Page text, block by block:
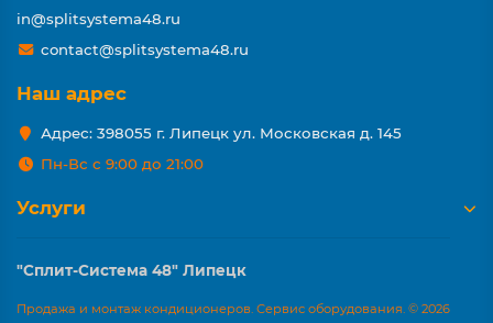
in@splitsystema48.ru
contact@splitsystema48.ru
Наш адрес
Адрес: 398055 г. Липецк ул. Московская д. 145
Пн-Вс с 9:00 до 21:00
Услуги
"Сплит-Система 48" Липецк
Продажа и монтаж кондиционеров. Сервис оборудования. © 2026